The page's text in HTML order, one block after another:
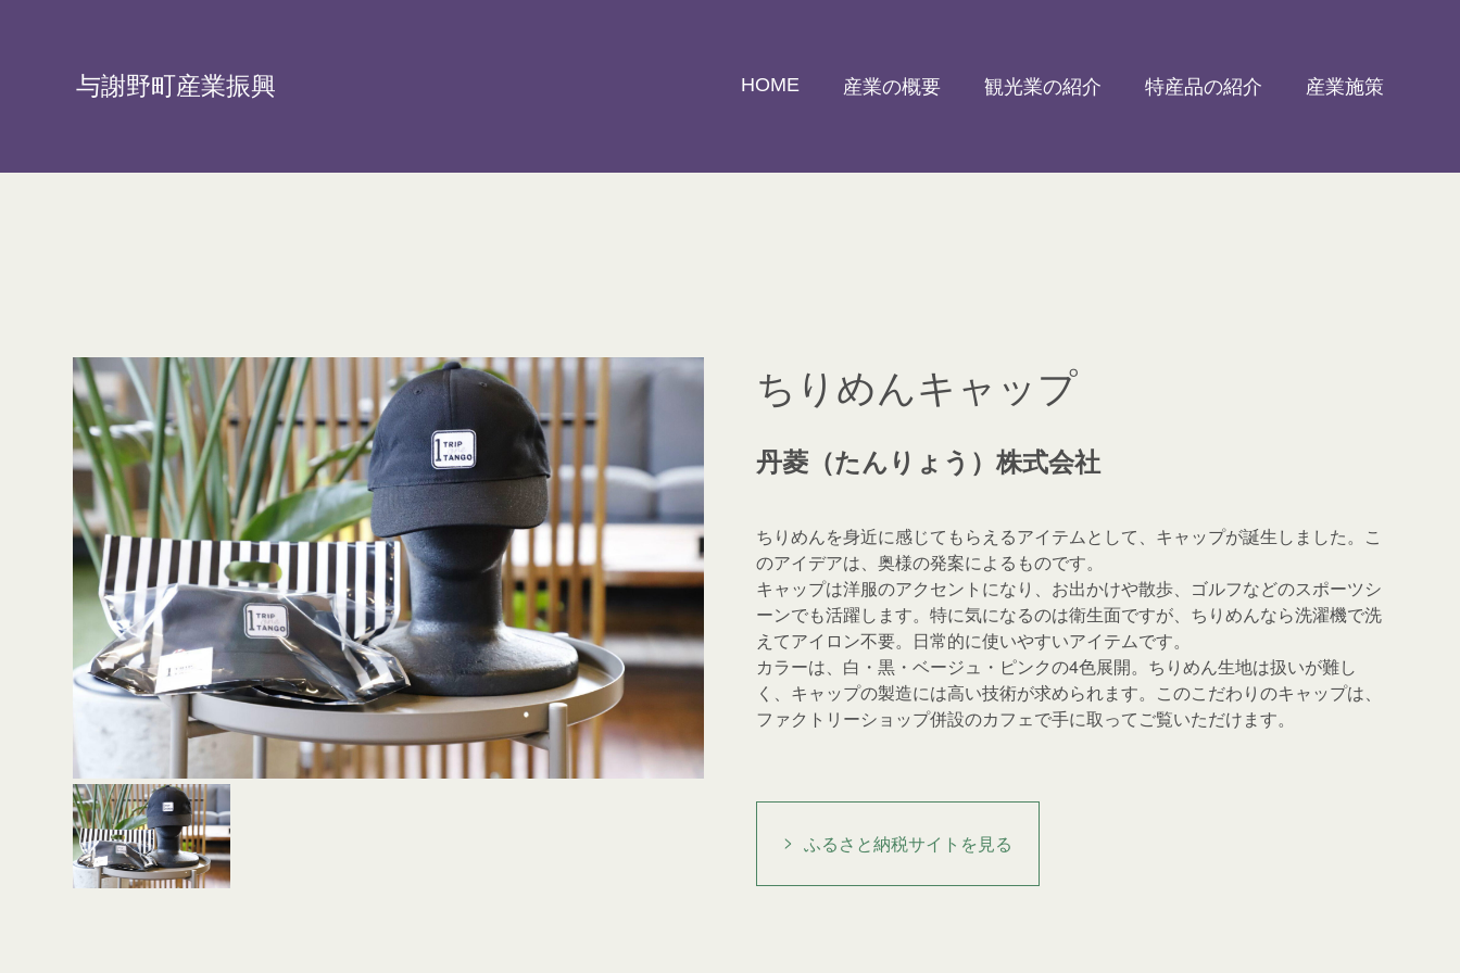
与謝野町産業振興 HOME 産業の概要 観光業の紹介 特産品の紹介 産業施策
ちりめんキャップ
丹菱（たんりょう）株式会社
ちりめんを身近に感じてもらえるアイテムとして、キャップが誕生しました。こ
のアイデアは、奥様の発案によるものです。
キャップは洋服のアクセントになり、お出かけや散歩、ゴルフなどのスポーツシ
ーンでも活躍します。特に気になるのは衛生面ですが、ちりめんなら洗濯機で洗
えてアイロン不要。日常的に使いやすいアイテムです。
カラーは、白・黒・ベージュ・ピンクの4色展開。ちりめん生地は扱いが難し
く、キャップの製造には高い技術が求められます。このこだわりのキャップは、
ファクトリーショップ併設のカフェで手に取ってご覧いただけます。
ふるさと納税サイトを見る